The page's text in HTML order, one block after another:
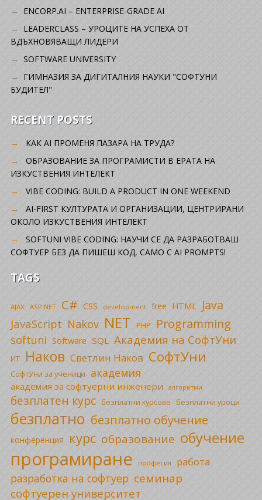
ENCORP.AI – ENTERPRISE-GRADE AI
LEADERCLASS – УРОЦИТЕ НА УСПЕХА ОТ
ВДЪХНОВЯВАЩИ ЛИДЕРИ
SOFTWARE UNIVERSITY
ГИМНАЗИЯ ЗА ДИГИТАЛНИЯ НАУКИ "СОФТУНИ
БУДИТЕЛ"
RECENT POSTS
КАК AI ПРОМЕНЯ ПАЗАРА НА ТРУДА?
ОБРАЗОВАНИЕ ЗА ПРОГРАМИСТИ В ЕРАТА НА
ИЗКУСТВЕНИЯ ИНТЕЛЕКТ
VIBE CODING: BUILD A PRODUCT IN ONE WEEKEND
AI-FIRST КУЛТУРАТА И ОРГАНИЗАЦИИ, ЦЕНТРИРАНИ
ОКОЛО ИЗКУСТВЕНИЯ ИНТЕЛЕКТ
SOFTUNI VIBE CODING: НАУЧИ СЕ ДА РАЗРАБОТВАШ
СОФТУЕР БЕЗ ДА ПИШЕШ КОД, САМО С AI PROMPTS!
TAGS
AJAX ASP.NET C# CSS development free HTML Java
JavaScript Nakov NET PHP Programming
softuni Software SQL Академия на СофтУни
ИТ Наков Светлин Наков СофтУни
СофтУни за ученици академия
академия за софтуерни инженери алгоритми
безплатен курс безплатни курсове безплатни уроци
безплатно безплатно обучение
конференция курс образование обучение
програмиране професия работа
разработка на софтуер семинар
софтуерен университет